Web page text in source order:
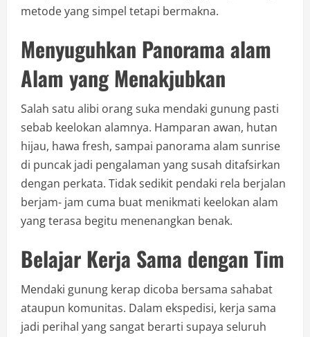
metode yang simpel tetapi bermakna.
Menyuguhkan Panorama alam
Alam yang Menakjubkan
Salah satu alibi orang suka mendaki gunung pasti
sebab keelokan alamnya. Hamparan awan, hutan
hijau, hawa fresh, sampai panorama alam sunrise
di puncak jadi pengalaman yang susah ditafsirkan
dengan perkata. Tidak sedikit pendaki rela berjalan
berjam- jam cuma buat menikmati keelokan alam
yang terasa begitu menenangkan benak.
Belajar Kerja Sama dengan Tim
Mendaki gunung kerap dicoba bersama sahabat
ataupun komunitas. Dalam ekspedisi, kerja sama
jadi perihal yang sangat berarti supaya seluruh